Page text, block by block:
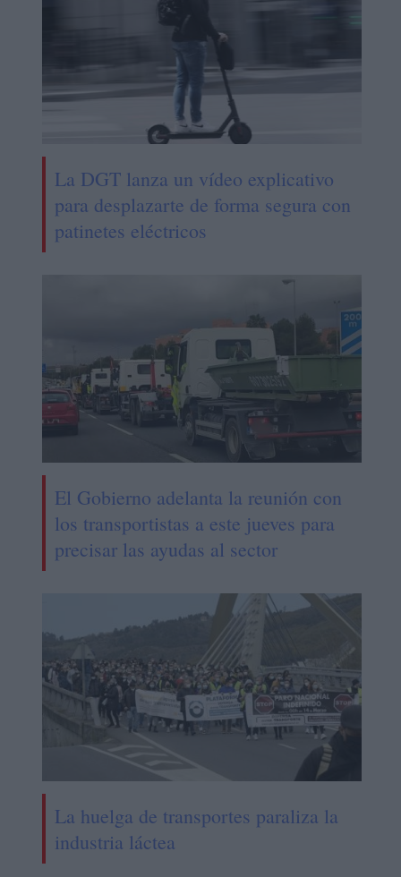
La DGT lanza un vídeo explicativo
para desplazarte de forma segura con
patinetes eléctricos
El Gobierno adelanta la reunión con
los transportistas a este jueves para
precisar las ayudas al sector
La huelga de transportes paraliza la
industria láctea